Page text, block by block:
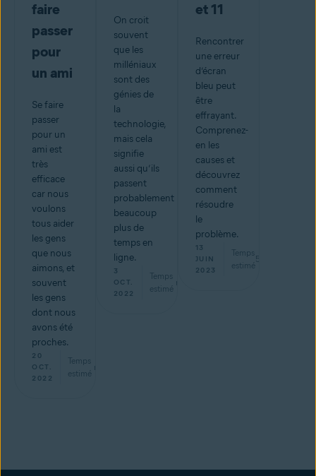
faire
passer
pour
un ami
Se faire
passer
pour un
ami est
très
efficace
car nous
voulons
tous aider
les gens
que nous
aimons, et
souvent
les gens
dont nous
avons été
proches.
20
OCT.
2022
Temps
estimé
min
On croit
souvent
que les
milléniaux
sont des
génies de
la
technologie,
mais cela
signifie
aussi qu’ils
passent
probablement
beaucoup
plus de
temps en
ligne.
3
OCT.
2022
Temps
estimé
min
et 11
Rencontrer
une erreur
d’écran
bleu peut
être
effrayant.
Comprenez-
en les
causes et
découvrez
comment
résoudre
le
problème.
13
JUIN
2023
Temps
estimé
5